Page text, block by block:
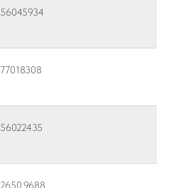
56045934
77018308
56022435
2650.9688